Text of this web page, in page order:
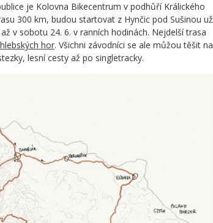
je Kolovna Bikecentrum v podhůří Králického
300 km, budou startovat z Hynčic pod Sušinou už
v sobotu 24. 6. v ranních hodinách. Nejdelší trasa
hor. Všichni závodníci se ale můžou těšit na
lesní cesty až po singletracky.